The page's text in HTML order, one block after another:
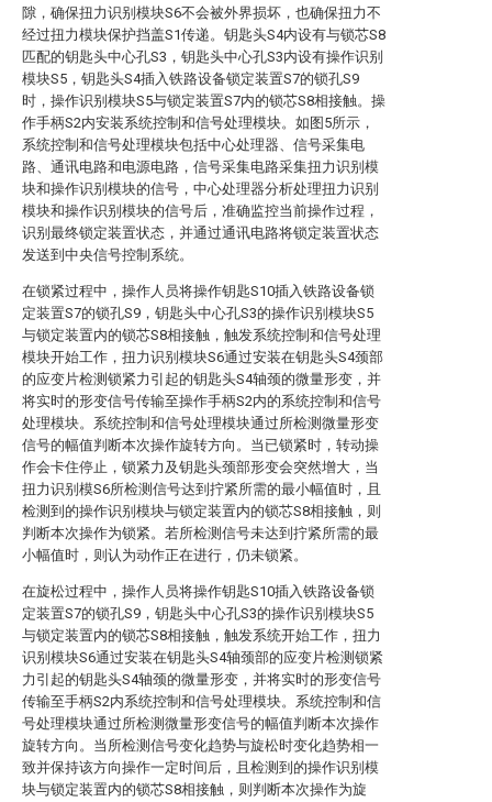
隙，确保扭力识别模块S6不会被外界损坏，也确保扭力不
经过扭力模块保护挡盖S1传递。钥匙头S4内设有与锁芯S8
匹配的钥匙头中心孔S3，钥匙头中心孔S3内设有操作识别
模块S5，钥匙头S4插入铁路设备锁定装置S7的锁孔S9
时，操作识别模块S5与锁定装置S7内的锁芯S8相接触。操
作手柄S2内安装系统控制和信号处理模块。如图5所示，
系统控制和信号处理模块包括中心处理器、信号采集电
路、通讯电路和电源电路，信号采集电路采集扭力识别模
块和操作识别模块的信号，中心处理器分析处理扭力识别
模块和操作识别模块的信号后，准确监控当前操作过程，
识别最终锁定装置状态，并通过通讯电路将锁定装置状态
发送到中央信号控制系统。
在锁紧过程中，操作人员将操作钥匙S10插入铁路设备锁
定装置S7的锁孔S9，钥匙头中心孔S3的操作识别模块S5
与锁定装置内的锁芯S8相接触，触发系统控制和信号处理
模块开始工作，扭力识别模块S6通过安装在钥匙头S4颈部
的应变片检测锁紧力引起的钥匙头S4轴颈的微量形变，并
将实时的形变信号传输至操作手柄S2内的系统控制和信号
处理模块。系统控制和信号处理模块通过所检测微量形变
信号的幅值判断本次操作旋转方向。当已锁紧时，转动操
作会卡住停止，锁紧力及钥匙头颈部形变会突然增大，当
扭力识别模S6所检测信号达到拧紧所需的最小幅值时，且
检测到的操作识别模块与锁定装置内的锁芯S8相接触，则
判断本次操作为锁紧。若所检测信号未达到拧紧所需的最
小幅值时，则认为动作正在进行，仍未锁紧。
在旋松过程中，操作人员将操作钥匙S10插入铁路设备锁
定装置S7的锁孔S9，钥匙头中心孔S3的操作识别模块S5
与锁定装置内的锁芯S8相接触，触发系统开始工作，扭力
识别模块S6通过安装在钥匙头S4轴颈部的应变片检测锁紧
力引起的钥匙头S4轴颈的微量形变，并将实时的形变信号
传输至手柄S2内系统控制和信号处理模块。系统控制和信
号处理模块通过所检测微量形变信号的幅值判断本次操作
旋转方向。当所检测信号变化趋势与旋松时变化趋势相一
致并保持该方向操作一定时间后，且检测到的操作识别模
块与锁定装置内的锁芯S8相接触，则判断本次操作为旋